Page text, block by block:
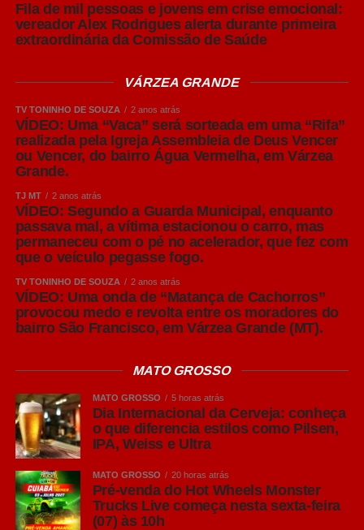
Fila de mil pessoas e jovens em crise emocional:
vereador Alex Rodrigues alerta durante primeira
extraordinária da Comissão de Saúde
VÁRZEA GRANDE
TV TONINHO DE SOUZA 2 anos atrás
VÍDEO: Uma “Vaca” será sorteada em uma “Rifa”
realizada pela Igreja Assembleia de Deus Vencer
ou Vencer, do bairro Água Vermelha, em Várzea
Grande.
TJ MT 2 anos atrás
VÍDEO: Segundo a Guarda Municipal, enquanto
passava mal, a vítima estacionou o carro, mas
permaneceu com o pé no acelerador, que fez com
que o veículo pegasse fogo.
TV TONINHO DE SOUZA 2 anos atrás
VÍDEO: Uma onda de “Matança de Cachorros”
provocou medo e revolta entre os moradores do
bairro São Francisco, em Várzea Grande (MT).
MATO GROSSO
MATO GROSSO 5 horas atrás
Dia Internacional da Cerveja: conheça
o que diferencia estilos como Pilsen,
IPA, Weiss e Ultra
MATO GROSSO 20 horas atrás
Pré-venda do Hot Wheels Monster
Trucks Live começa nesta sexta-feira
(07) às 10h